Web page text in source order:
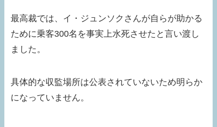
最高裁では、イ・ジュンソクさんが自らが助かる
ために乗客300名を事実上水死させたと言い渡し
ました。
具体的な収監場所は公表されていないため明らか
になっていません。